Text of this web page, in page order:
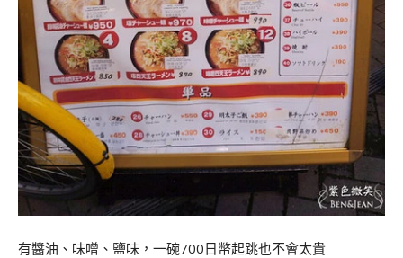
有醬油、味噌、鹽味，一碗700日幣起跳也不會太貴